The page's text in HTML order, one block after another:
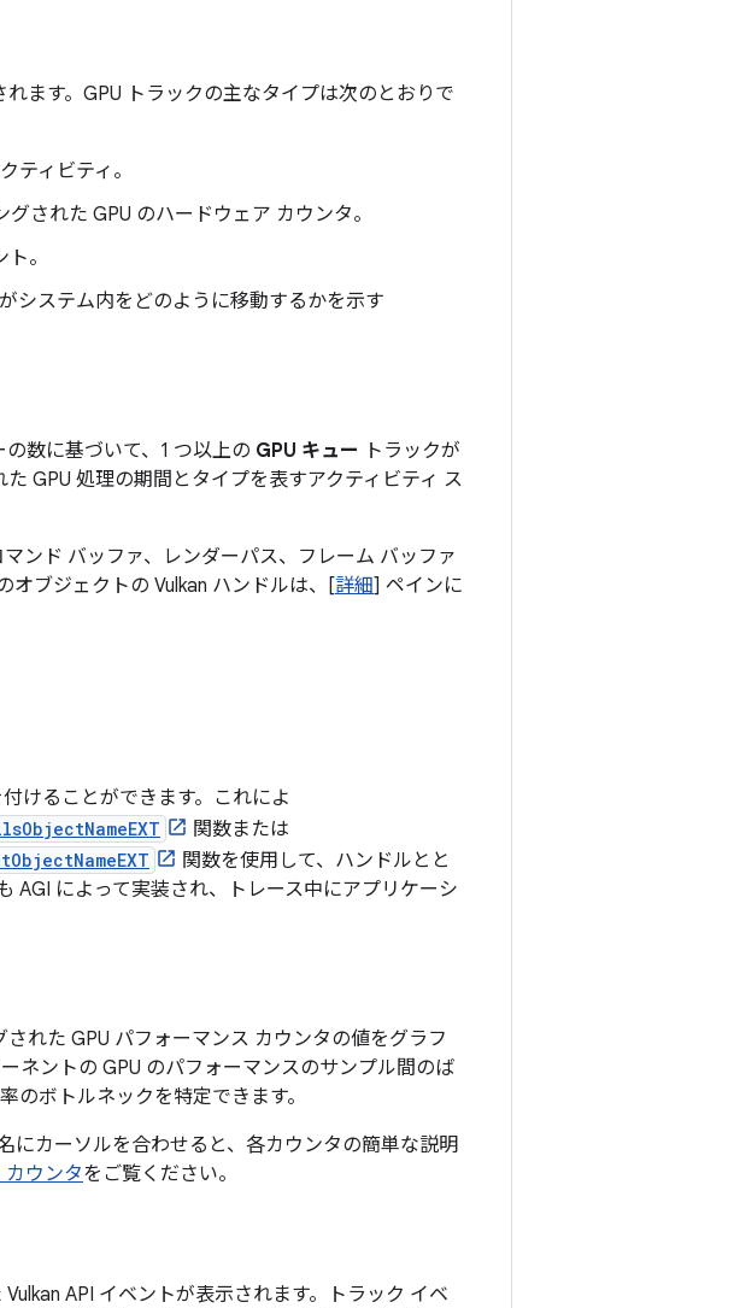
ます。GPU トラックの主なタイプは次のとおりで
ティビティ。
された GPU のハードウェア カウンタ。
。
システム内をどのように移動するかを示す
数に基づいて、1 つ以上の GPU キュー トラックが
GPU 処理の期間とタイプを表すアクティビティ ス
ンド バッファ、レンダーパス、フレーム バッファ
オブジェクトの Vulkan ハンドルは、[詳細] ペインに
けることができます。これによ
関数または
関数を使用して、ハンドルとと
AGI によって実装され、トレース中にアプリケーシ
れた GPU パフォーマンス カウンタの値をグラフ
ネントの GPU のパフォーマンスのサンプル間のば
のボトルネックを特定できます。
にカーソルを合わせると、各カウンタの簡単な説明
カウンタをご覧ください。
API イベントが表示されます。トラック イベ